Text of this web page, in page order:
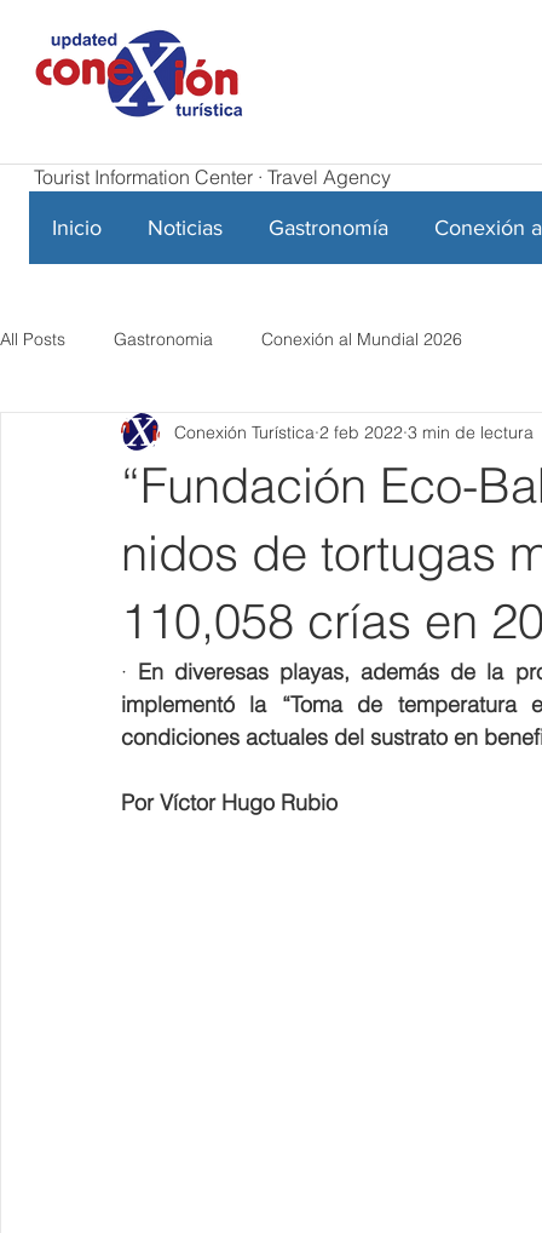
Tourist Information Center · Travel Agency
Inicio Noticias Gastronomía Conexión
All Posts Gastronomia Conexión al Mundial 2026
“Fundación Eco-
nidos de tortugas
110,058 crías en
Conexión Turística 2 feb 2022 3 min de lectura
· En diveresas playas, además de la
implementó la “Toma de
condiciones actuales del sustrato en
Por Víctor Hugo Rubio